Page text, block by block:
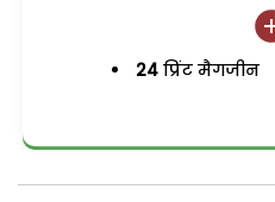
24 प्रिंट मैगजीन